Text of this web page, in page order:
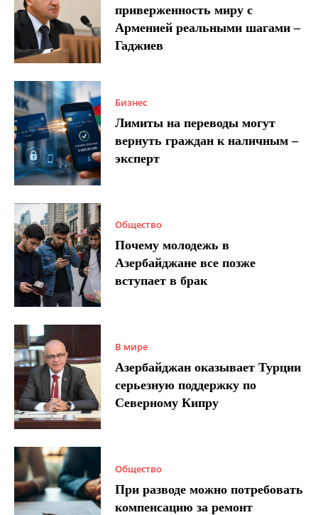
приверженность миру с
Арменией реальными шагами –
Гаджиев
Бизнес
Лимиты на переводы могут
вернуть граждан к наличным –
эксперт
Общество
Почему молодежь в
Азербайджане все позже
вступает в брак
В мире
Азербайджан оказывает Турции
серьезную поддержку по
Северному Кипру
Общество
При разводе можно потребовать
компенсацию за ремонт